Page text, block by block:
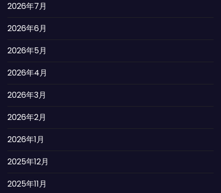
2026年7月
2026年6月
2026年5月
2026年4月
2026年3月
2026年2月
2026年1月
2025年12月
2025年11月